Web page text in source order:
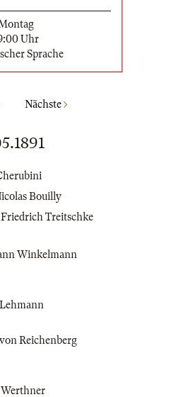
Uhr
Sprache
Nächste
Bouilly
Treitschke
Winkelmann
Reichenberg